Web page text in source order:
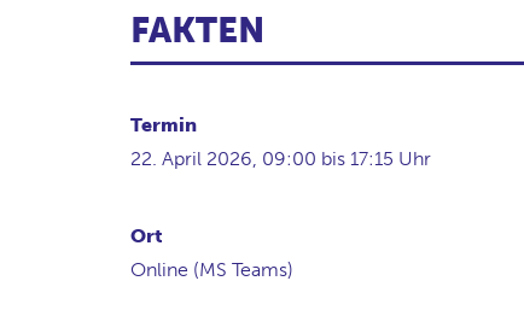
FAKTEN
Termin
22. April 2026, 09:00 bis 17:15 Uhr
Ort
Online (MS Teams)